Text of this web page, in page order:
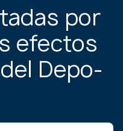
por
efectos
Depo-